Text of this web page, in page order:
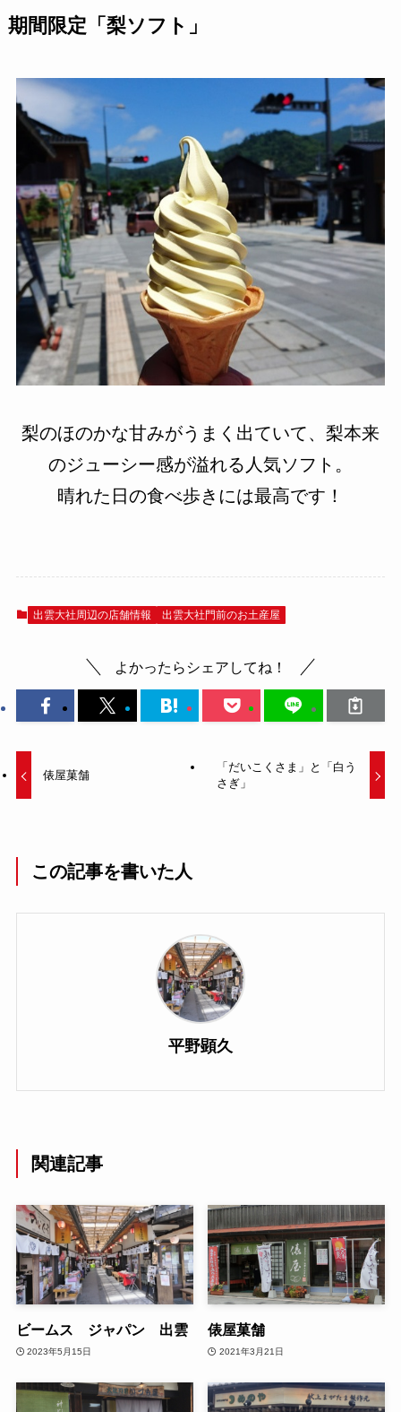
期間限定「梨ソフト」
梨のほのかな甘みがうまく出ていて、梨本来
のジューシー感が溢れる人気ソフト。
晴れた日の食べ歩きには最高です！
出雲大社周辺の店舗情報 出雲大社門前のお土産屋
よかったらシェアしてね！
俵屋菓舗
「だいこくさま」と「白う
さぎ」
この記事を書いた人
平野顕久
関連記事
ビームス ジャパン 出雲
2023年5月15日
俵屋菓舗
2021年3月21日